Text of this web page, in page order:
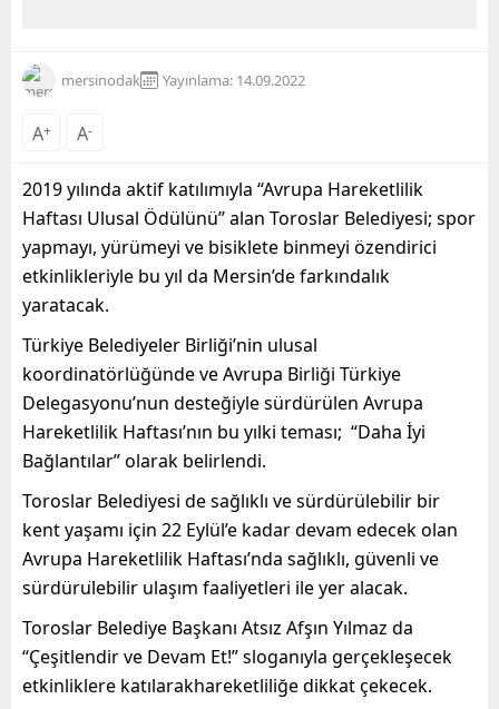
mersinodak Yayınlama: 14.09.2022
A+ A-
2019 yılında aktif katılımıyla “Avrupa Hareketlilik
Haftası Ulusal Ödülünü” alan Toroslar Belediyesi; spor
yapmayı, yürümeyi ve bisiklete binmeyi özendirici
etkinlikleriyle bu yıl da Mersin’defarkındalık
yaratacak.
Türkiye Belediyeler Birliği’nin ulusal
koordinatörlüğünde ve Avrupa Birliği Türkiye
Delegasyonu’nun desteğiyle sürdürülen Avrupa
Hareketlilik Haftası’nın bu yılki teması; “Daha İyi
Bağlantılar”olarak belirlendi.
Toroslar Belediyesi desağlıklı ve sürdürülebilir bir
kent yaşamı için 22 Eylül’e kadar devam edecek olan
Avrupa Hareketlilik Haftası’nda sağlıklı, güvenli ve
sürdürülebilir ulaşım faaliyetleri ile yer alacak.
Toroslar Belediye Başkanı Atsız Afşın Yılmaz da
“Çeşitlendir ve Devam Et!” sloganıyla gerçekleşecek
etkinliklere katılarakhareketliliğe dikkat çekecek.